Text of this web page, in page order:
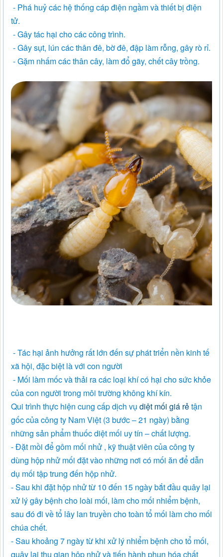
- Phá huỷ các hệ thống cáp điện ngầm và thiết bị điện
tử.
- Gây tác hại cho các công trình.
- Gây sụt, lún các thân đê, bờ đê, đập làm rỗng, gây rò rỉ.
- Gặm nhấm các thân cây, làm đổ gãy, chết cây trồng.
- Tác hại ảnh hưởng rất lớn đến sự phát triển nền kinh tế
xã hội, đặc biệt là với con người
- Mối làm mốc và thải ra các loại khí có hại cho sức khỏe
của con người trong môi trường không khí kín.
Qui trình thực hiện cung cấp dịch vụ diệt mối giá rẻtận
gốc của công ty Nam Việt (3 bước – 21 ngày) bằng
những sản phẩm thuốc diệt mối uy tín – chất lượng.
- Đặt mồi để gôm mối nhử , kỹ thuật viên của công ty
dùng hộp nhử mối đặt vào những nơi có mối ăn để dẫn
dụ mối tập trung đến hộp nhử.
- Sau khi đặt hộp nhử từ 10 đến 15 ngày bắt đầu quây lại
xử lý gây bệnh cho loài mối, làm cho mối nhiểm bệnh,
sau đó đi về tổ lây lan truyền cho toàn tổ mối làm cho mối
chúa chết.
- Sau khoảng 7 ngày từ khi xử lý nhiểm bệnh cho tổ mối,
quây lại thu giạn hộp nhử và tiến hành phun hóa chất